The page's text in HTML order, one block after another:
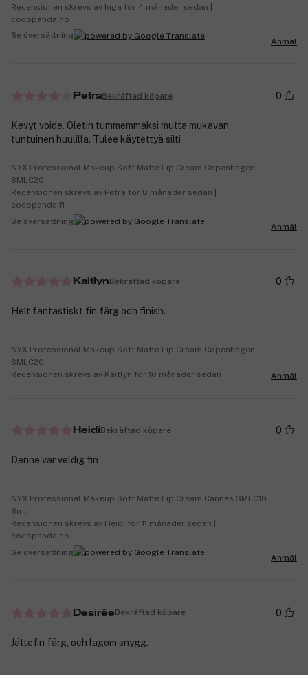
Recensionen skrevs av Inga för 4 månader sedan |
cocopanda.no
Se översättning
Anmäl
PetraBekräftad köpare 0
Kevyt voide. Oletin tummemmaksi mutta mukavan
tuntuinen huulilla. Tulee käytettyä silti
NYX Professional Makeup Soft Matte Lip Cream Copenhagen
SMLC20
Recensionen skrevs av Petra för 8 månader sedan |
cocopanda.fi
Se översättning
Anmäl
KaitlynBekräftad köpare 0
Helt fantastiskt fin färg och finish.
NYX Professional Makeup Soft Matte Lip Cream Copenhagen
SMLC20
Recensionen skrevs av Kaitlyn för 10 månader sedan
Anmäl
HeidiBekräftad köpare 0
Denne var veldig fin
NYX Professional Makeup Soft Matte Lip Cream Cannes SMLC19
8ml
Recensionen skrevs av Heidi för 11 månader sedan |
cocopanda.no
Se översättning
Anmäl
DesiréeBekräftad köpare 0
Jättefin färg, och lagom snygg.